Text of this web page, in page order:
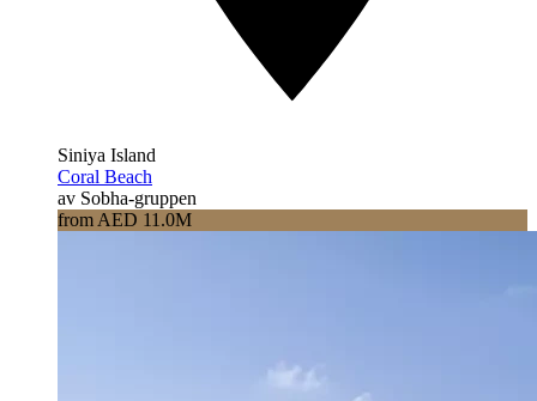
Siniya Island
Coral Beach
av Sobha-gruppen
from AED 11.0M